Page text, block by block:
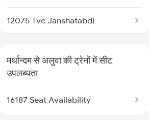
16188 Ers Kik Express
16231 Mysuru Express
12075 Tvc Janshatabdi
16348 Trivandrum Exp
16603 Maveli Express
मर्थान्दम से अलुवा की ट्रेनों में सीट
उपलब्धता
16187 Seat Availability